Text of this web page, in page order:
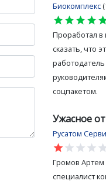
Биокомплекс
star
star
star
star
Проработал в
сказать, что
соцпакетом.
Ужасное
Русатом
star
star
star
star
Громов
специалист